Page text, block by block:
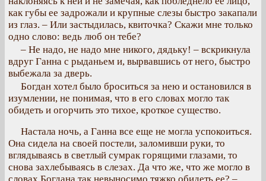
как губы ее задрожали и крупные слезы быстро закапали
из глаз. – Или застыдилась, квиточка? Скажи мне только
одно слово: ведь люб он тебе?
– Не надо, не надо мне никого, дядьку! – вскрикнула
вдруг Ганна с рыданьем и, вырвавшись от него, быстро
выбежала за дверь.
Богдан хотел было броситься за нею и остановился в
изумлении, не понимая, что в его словах могло так
обидеть и огорчить это тихое, кроткое существо.
Настала ночь, а Ганна все еще не могла успокоиться.
Она сидела на своей постели, заломивши руки, то
вглядываясь в светлый сумрак горящими глазами, то
снова захлебываясь в слезах. Да что же, что же могло в